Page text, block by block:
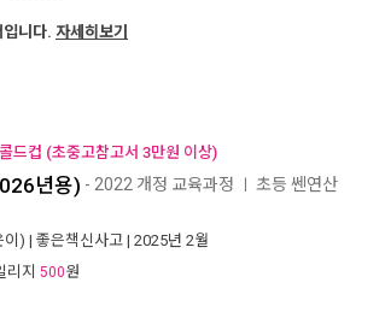
니다. 자세히보기
드컵 (초중고참고서 3만원 이상)
년용) - 2022 개정 교육과정 초등 쎈연산
이) | 좋은책신사고 | 2025년 2월
리지 500원